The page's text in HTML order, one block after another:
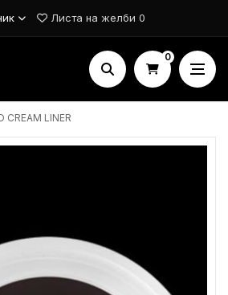
Листа на желби 0
0
CREAM LINER